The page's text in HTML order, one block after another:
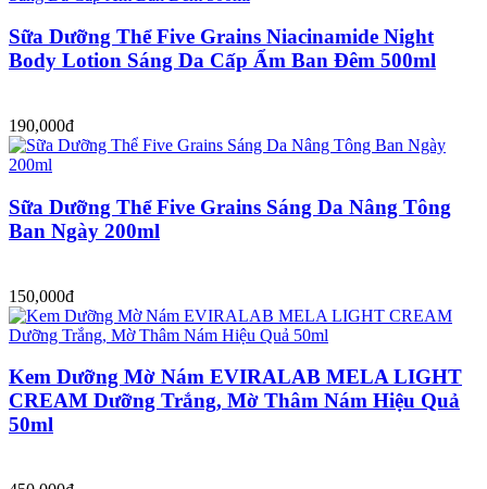
Sữa Dưỡng Thể Five Grains Niacinamide Night
Body Lotion Sáng Da Cấp Ẩm Ban Đêm 500ml
190,000đ
Sữa Dưỡng Thể Five Grains Sáng Da Nâng Tông
Ban Ngày 200ml
150,000đ
Kem Dưỡng Mờ Nám EVIRALAB MELA LIGHT
CREAM Dưỡng Trắng, Mờ Thâm Nám Hiệu Quả
50ml